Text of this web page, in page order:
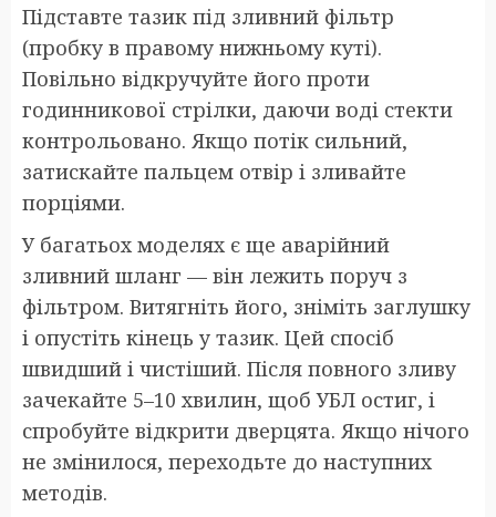
Підставте тазик під зливний фільтр
(пробку в правому нижньому куті).
Повільно відкручуйте його проти
годинникової стрілки, даючи воді стекти
контрольовано. Якщо потік сильний,
затискайте пальцем отвір і зливайте
порціями.
У багатьох моделях є ще аварійний
зливний шланг — він лежить поруч з
фільтром. Витягніть його, зніміть заглушку
і опустіть кінець у тазик. Цей спосіб
швидший і чистіший. Після повного зливу
зачекайте 5–10 хвилин, щоб УБЛ остиг, і
спробуйте відкрити дверцята. Якщо нічого
не змінилося, переходьте до наступних
методів.